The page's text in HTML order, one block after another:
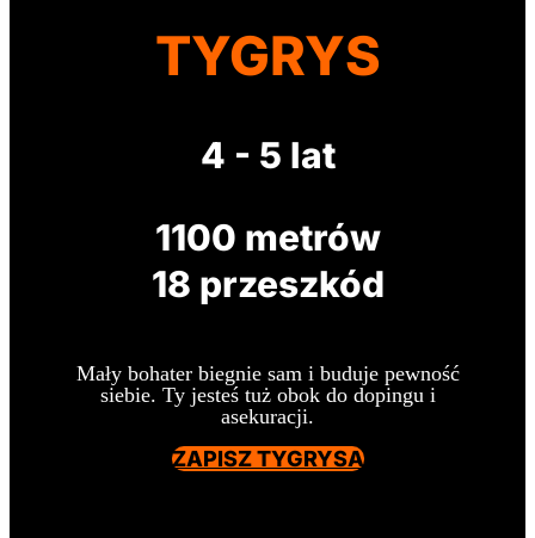
TYGRYS
4 - 5 lat
1100 metrów
18 przeszkód
Mały bohater biegnie sam i buduje pewność
siebie. Ty jesteś tuż obok do dopingu i
asekuracji.
ZAPISZ TYGRYSA